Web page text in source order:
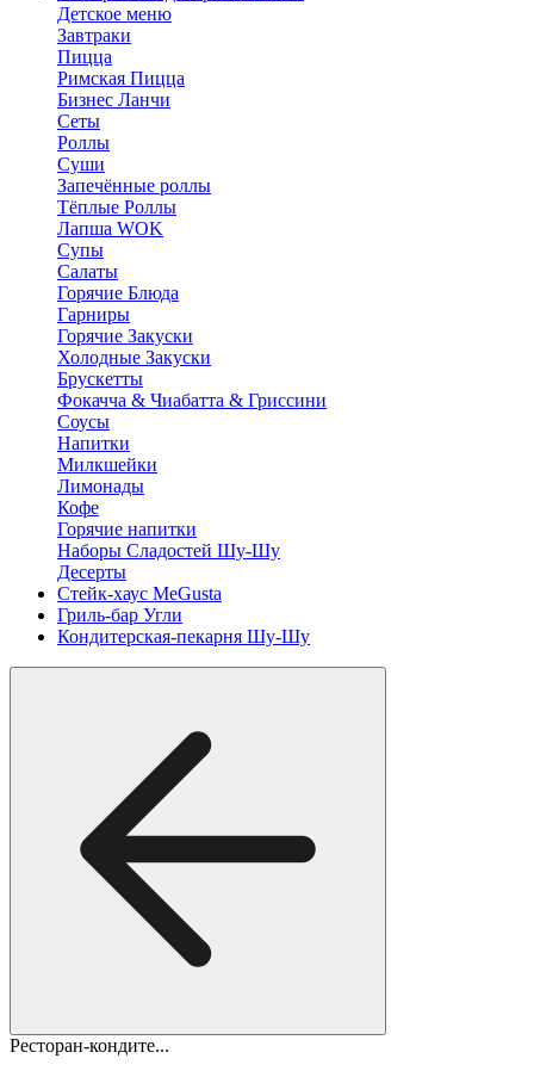
Детское меню
Завтраки
Пицца
Римская Пицца
Бизнес Ланчи
Сеты
Роллы
Суши
Запечённые роллы
Тёплые Роллы
Лапша WOK
Супы
Салаты
Горячие Блюда
Гарниры
Горячие Закуски
Холодные Закуски
Брускетты
Фокачча & Чиабатта & Гриссини
Соусы
Напитки
Милкшейки
Лимонады
Кофе
Горячие напитки
Наборы Сладостей Шу-Шу
Десерты
Стейк-хаус MeGusta
Гриль-бар Угли
Кондитерская-пекарня Шу-Шу
Ресторан-кондите...